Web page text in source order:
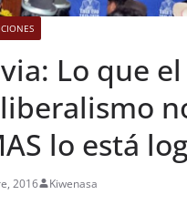
Lo que el
lo está
2016 Kiwenasa